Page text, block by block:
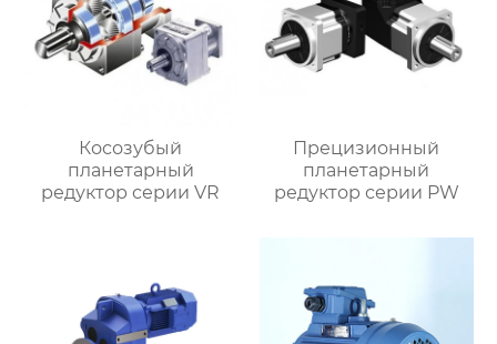
Косозубый
планетарный
редуктор серии VR
Прецизионный
планетарный
редуктор серии PW